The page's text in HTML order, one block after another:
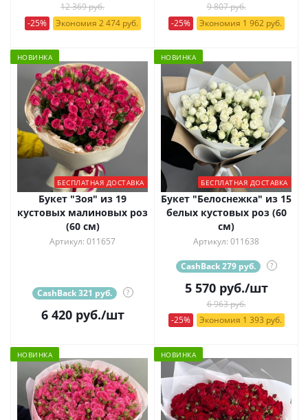
12 369 руб.
-25%
Экономия 2 474 руб.
9 807 руб.
-25%
Экономия 1 962 руб.
НОВИНКА
БЕСПЛАТНАЯ ДОСТАВКА
Букет "Зоя" из 19
кустовых малиновых роз
(60 см)
Артикул: 011657
CashBack 321 руб. ?
6 420руб./шт
НОВИНКА
БЕСПЛАТНАЯ ДОСТАВКА
Букет "Белоснежка" из 15
белых кустовых роз (60
см)
Артикул: 011638
CashBack 279 руб. ?
5 570руб./шт
6 963 руб.
-25%
Экономия 1 393 руб.
НОВИНКА НОВИНКА